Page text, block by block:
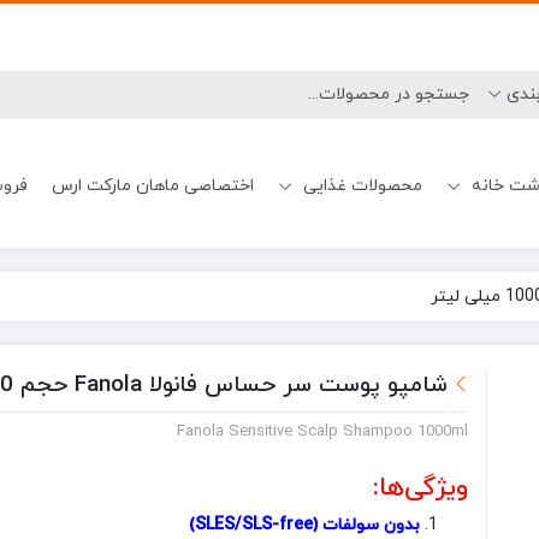
خانه محصولات غذایی اختصاصی ماهان مارکت ارس
شامپو پوست سر حساس فانولا Fanola حجم 1000 میلی لیتر
Fanola Sensitive Scalp Shampoo 1000ml
ویژگی‌ها:
بدون سولفات (SLES/SLS-free)